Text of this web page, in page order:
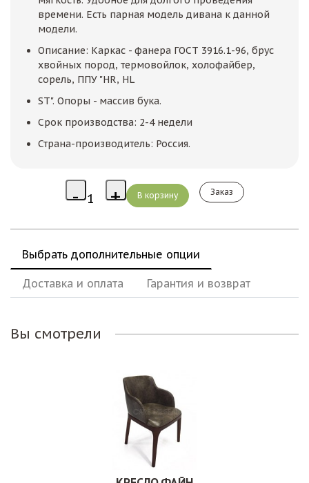
времени. Есть парная модель дивана к данной
модели.
Описание: Каркас - фанера ГОСТ 3916.1-96, брус
хвойных пород, термовойлок, холофайбер,
сорель, ППУ "HR, HL
ST". Опоры - массив бука.
Срок производства: 2-4 недели
Страна-производитель: Россия.
Заказ
Выбрать дополнительные опции
Доставка и оплата Гарантия и возврат
Вы смотрели